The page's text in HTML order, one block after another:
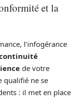
et la
l’infogérance
de votre
qualifié ne se
: il met en place